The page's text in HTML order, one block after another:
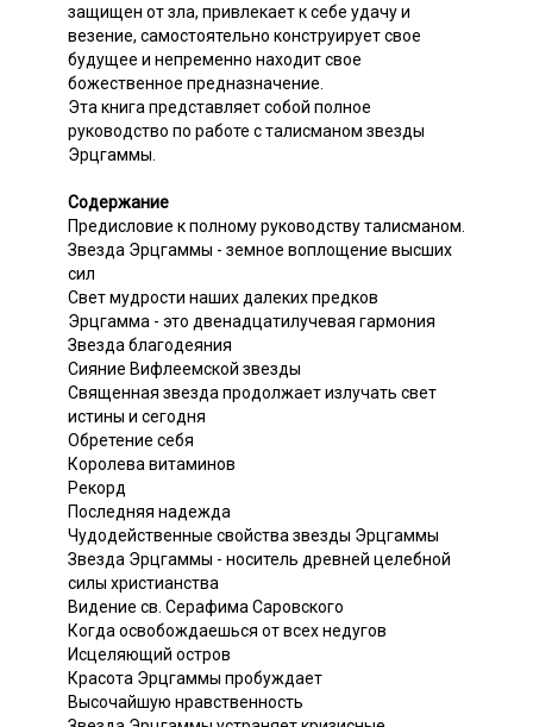
защищен от зла, привлекает к себе удачу и
везение, самостоятельно конструирует свое
будущее и непременно находит свое
божественное предназначение.
Эта книга представляет собой полное
руководство по работе с талисманом звезды
Эрцгаммы.
Содержание
Предисловие к полному руководству талисманом.
Звезда Эрцгаммы - земное воплощение высших
сил
Свет мудрости наших далеких предков
Эрцгамма - это двенадцатилучевая гармония
Звезда благодеяния
Сияние Вифлеемской звезды
Священная звезда продолжает излучать свет
истины и сегодня
Обретение себя
Королева витаминов
Рекорд
Последняя надежда
Чудодейственные свойства звезды Эрцгаммы
Звезда Эрцгаммы - носитель древней целебной
силы христианства
Видение св. Серафима Саровского
Когда освобождаешься от всех недугов
Исцеляющий остров
Красота Эрцгаммы пробуждает
Высочайшую нравственность